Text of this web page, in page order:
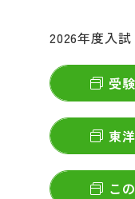
2026年度入
受
東
こ